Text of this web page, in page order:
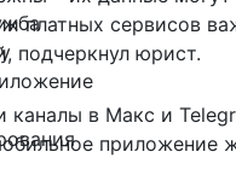
платных сервисов
подчеркнул юрист.
каналы в Макс и
приложение